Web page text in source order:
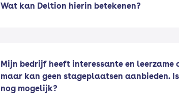
Wat kan Deltion hierin betekenen?
Mijn bedrijf heeft interessante en leerzame
maar kan geen stageplaatsen aanbieden.
nog mogelijk?